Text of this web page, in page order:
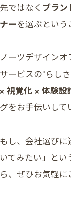
先ではなく ブラン
ナーを選ぶという
ノーツデザイン
サービスの“らし
× 視覚化 × 体験設
グをお手伝いして
もし、会社選び
いてみたい」と
ら、ぜひお気軽に